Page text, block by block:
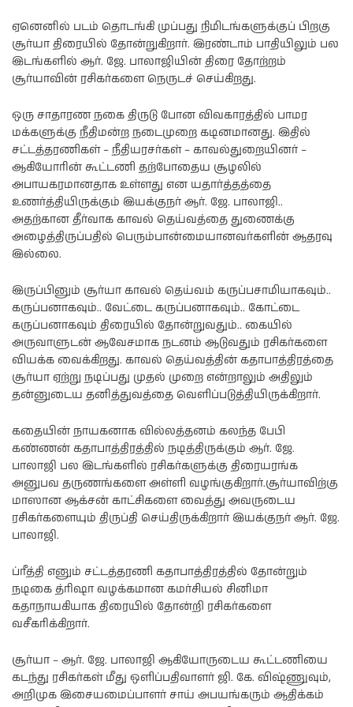
ஏனெனில் படம் தொடங்கி முப்பது நிமிடங்களுக்குப் பிறகு
சூர்யா திரையில் தோன்றுகிறார். இரண்டாம் பாதியிலும் பல
இடங்களில் ஆர். ஜே. பாலாஜியின் திரை தோற்றம்
சூர்யாவின் ரசிகர்களை நெருடச் செய்கிறது.
ஒரு சாதாரண நகை திருடு போன விவகாரத்தில் பாமர
மக்களுக்கு நீதிமன்ற நடைமுறை கடினமானது. இதில்
சட்டத்தரணிகள் – நீதியரசர்கள் – காவல்துறையினர் –
ஆகியோரின் கூட்டணி தற்போதைய சூழலில்
அபாயகரமானதாக உள்ளது என யதார்த்தத்தை
உணர்த்தியிருக்கும் இயக்குநர் ஆர். ஜே. பாலாஜி..
அதற்கான தீர்வாக காவல் தெய்வத்தை துணைக்கு
அழைத்திருப்பதில் பெரும்பான்மையானவர்களின் ஆதரவு
இல்லை.
இருப்பினும் சூர்யா காவல் தெய்வம் கருப்பசாமியாகவும்..
கருப்பனாகவும்.. வேட்டை கருப்பனாகவும்.. கோட்டை
கருப்பனாகவும் திரையில் தோன்றுவதும்.. கையில்
அருவாளுடன் ஆவேசமாக நடனம் ஆடுவதும் ரசிகர்களை
வியக்க வைக்கிறது. காவல் தெய்வத்தின் கதாபாத்திரத்தை
சூர்யா ஏற்று நடிப்பது முதல் முறை என்றாலும் அதிலும்
தன்னுடைய தனித்துவத்தை வெளிப்படுத்தியிருக்கிறார்.
கதையின் நாயகனாக வில்லத்தனம் கலந்த பேபி
கண்ணன் கதாபாத்திரத்தில் நடித்திருக்கும் ஆர். ஜே.
பாலாஜி பல இடங்களில் ரசிகர்களுக்கு திரையரங்க
அனுபவ தருணங்களை அள்ளி வழங்குகிறார்.சூர்யாவிற்கு
மாஸான ஆக்சன் காட்சிகளை வைத்து அவருடைய
ரசிகர்களையும் திருப்தி செய்திருக்கிறார் இயக்குநர் ஆர். ஜே.
பாலாஜி.
ப்ரீத்தி எனும் சட்டத்தரணி கதாபாத்திரத்தில் தோன்றும்
நடிகை த்ரிஷா வழக்கமான கமர்சியல் சினிமா
கதாநாயகியாக திரையில் தோன்றி ரசிகர்களை
வசீகரிக்கிறார்.
சூர்யா – ஆர். ஜே. பாலாஜி ஆகியோருடைய கூட்டணியை
கடந்து ரசிகர்கள் மீது ஒளிப்பதிவாளர் ஜி. கே. விஷ்ணுவும்,
அறிமுக இசையமைப்பாளர் சாய் அபயங்கரும் ஆதிக்கம்